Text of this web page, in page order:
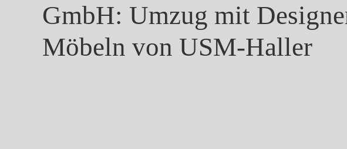
GmbH: Umzug mit
Möbeln von USM-Haller